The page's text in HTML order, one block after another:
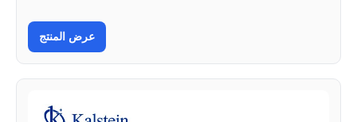
عرض المنتج